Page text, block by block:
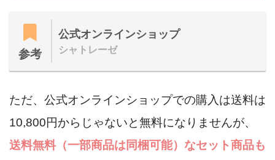
参考
公式オンラインショップ
シャトレーゼ
ただ、公式オンラインショップでの購入は送料は
10,800円からじゃないと無料になりませんが、
送料無料（一部商品は同梱可能）なセット商品も